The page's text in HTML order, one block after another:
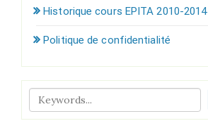
Historique cours EPITA 2010-2014
Politique de confidentialité